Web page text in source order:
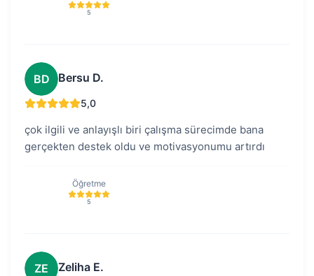
5
BD Bersu D.
5,0
çok ilgili ve anlayışlı biri çalışma sürecimde bana
gerçekten destek oldu ve motivasyonumu artırdı
Öğretme
5
ZE Zeliha E.